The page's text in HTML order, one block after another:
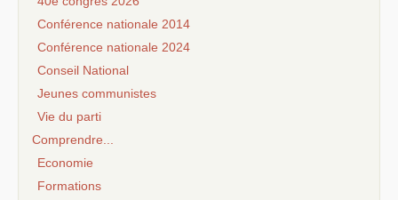
Conférence nationale 2014
Conférence nationale 2024
Conseil National
Jeunes communistes
Vie du parti
Comprendre...
Economie
Formations